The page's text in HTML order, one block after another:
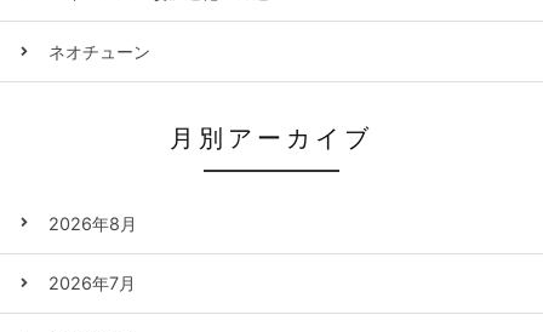
ネオチューン
月別アーカイブ
2026年8月
2026年7月